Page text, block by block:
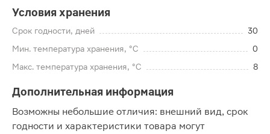
Условия хранения
Срок годности, дней
30
Мин. температура хранения, °C
0
Макс. температура хранения, °C
8
Дополнительная информация
Возможны небольшие отличия: внешний вид, срок
годности и характеристики товара могут